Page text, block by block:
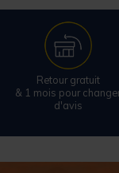
Retour gratuit
& 1 mois pour
d'avis